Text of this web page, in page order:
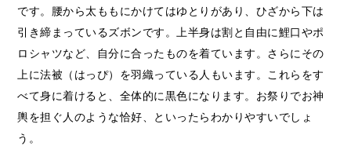
です。腰から太ももにかけてはゆとりがあり、ひざから下は
引き締まっているズボンです。上半身は割と自由に鯉口やポ
ロシャツなど、自分に合ったものを着ています。さらにその
上に法被（はっぴ）を羽織っている人もいます。これらをす
べて身に着けると、全体的に黒色になります。お祭りでお神
輿を担ぐ人のような恰好、といったらわかりやすいでしょ
う。